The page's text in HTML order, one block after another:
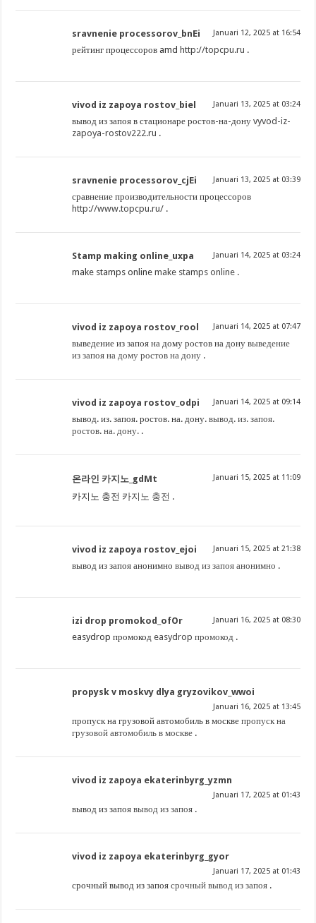
sravnenie processorov_bnEi Januari 12, 2025 at 16:54
рейтинг процессоров amd http://topcpu.ru .
vivod iz zapoya rostov_biel Januari 13, 2025 at 03:24
вывод из запоя в стационаре ростов-на-донуvyvod-iz-
zapoya-rostov222.ru .
sravnenie processorov_cjEi Januari 13, 2025 at 03:39
сравнение производительности процессоров
http://www.topcpu.ru/ .
Stamp making online_uxpa Januari 14, 2025 at 03:24
make stamps onlinemake stamps online .
vivod iz zapoya rostov_rool Januari 14, 2025 at 07:47
выведение из запоя на дому ростов на донувыведение
из запоя на дому ростов на дону .
vivod iz zapoya rostov_odpi Januari 14, 2025 at 09:14
вывод. из. запоя. ростов. на. дону.вывод. из. запоя.
ростов. на. дону. .
온라인 카지노_gdMt Januari 15, 2025 at 11:09
카지노 충전 카지노 충전 .
vivod iz zapoya rostov_ejoi Januari 15, 2025 at 21:38
вывод из запоя анонимновывод из запоя анонимно .
izi drop promokod_ofOr Januari 16, 2025 at 08:30
easydrop промокодeasydrop промокод .
propysk v moskvy dlya gryzovikov_wwoi
Januari 16, 2025 at 13:45
пропуск на грузовой автомобиль в москвепропуск на
грузовой автомобиль в москве .
vivod iz zapoya ekaterinbyrg_yzmn
Januari 17, 2025 at 01:43
вывод из запоявывод из запоя .
vivod iz zapoya ekaterinbyrg_gyor
Januari 17, 2025 at 01:43
срочный вывод из запоясрочный вывод из запоя .